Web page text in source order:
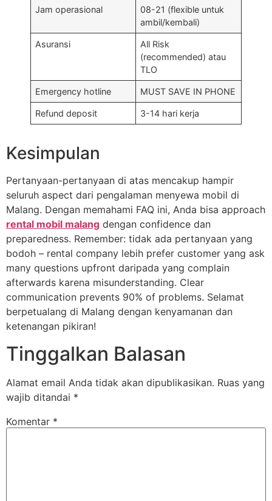
Jam operasional
08-21 (flexible untuk
ambil/kembali)
Asuransi
All Risk
(recommended) atau
TLO
Emergency hotline MUST SAVE IN PHONE
Refund deposit 3-14 hari kerja
Kesimpulan
Pertanyaan-pertanyaan di atas mencakup hampir
seluruh aspect dari pengalaman menyewa mobil di
Malang. Dengan memahami FAQ ini, Anda bisa approach
rental mobil malang dengan confidence dan
preparedness. Remember: tidak ada pertanyaan yang
bodoh – rental company lebih prefer customer yang ask
many questions upfront daripada yang complain
afterwards karena misunderstanding. Clear
communication prevents 90% of problems. Selamat
berpetualang di Malang dengan kenyamanan dan
ketenangan pikiran!
Tinggalkan Balasan
Alamat email Anda tidak akan dipublikasikan. Ruas yang
wajib ditandai *
Komentar *